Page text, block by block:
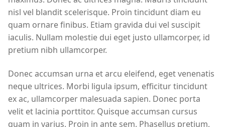
nisl vel blandit scelerisque. Proin tincidunt diam eu
quam ornare finibus. Etiam gravida dui vel suscipit
iaculis. Nullam molestie dui eget justo ullamcorper, id
pretium nibh ullamcorper.
Donec accumsan urna et arcu eleifend, eget venenatis
neque ultrices. Morbi ligula ipsum, efficitur tincidunt
ex ac, ullamcorper malesuada sapien. Donec porta
velit et lacinia porttitor. Quisque accumsan cursus
quam in varius. Proin in ante sem. Phasellus pretium,